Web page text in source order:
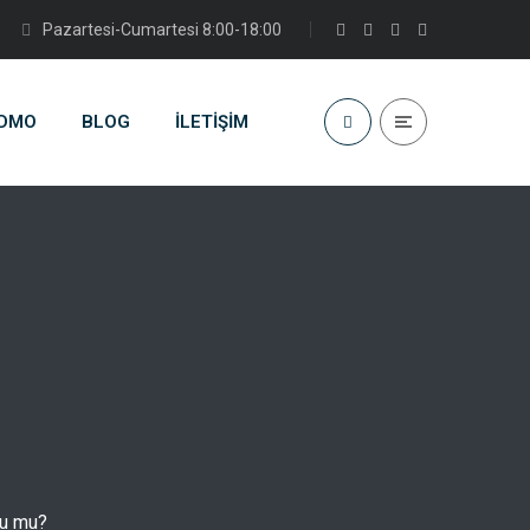
Pazartesi-Cumartesi 8:00-18:00
BLOG İLETIŞIM
mu?